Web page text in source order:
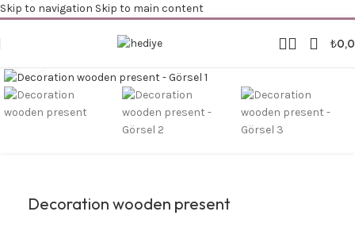
Skip to navigation Skip to main content
₺
Decoration wooden present